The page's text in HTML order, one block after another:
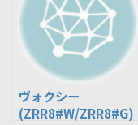
ヴォクシー
(ZRR8#W/ZRR8#G)